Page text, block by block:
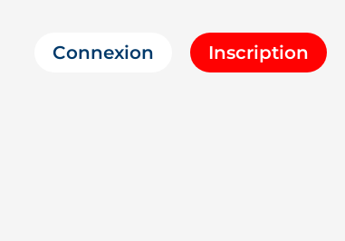
Connexion Inscription